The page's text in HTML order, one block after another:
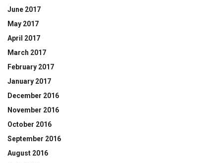
June 2017
May 2017
April 2017
March 2017
February 2017
January 2017
December 2016
November 2016
October 2016
September 2016
August 2016